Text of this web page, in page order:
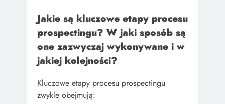
Jakie są kluczowe etapy procesu
prospectingu? W jaki sposób są
one zazwyczaj wykonywane i w
jakiej kolejności?
Kluczowe etapy procesu prospectingu
zwykle obejmują: